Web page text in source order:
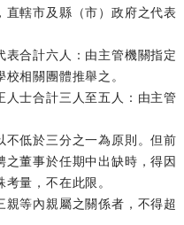
直轄市及縣（市）政府之代表
表合計六人：由主管機關指定
相關團體推舉之。
人士合計三人至五人：由主管
不低於三分之一為原則。但前
董事於任期中出缺時，得因
量，不在此限。
等內親屬之關係者，不得超